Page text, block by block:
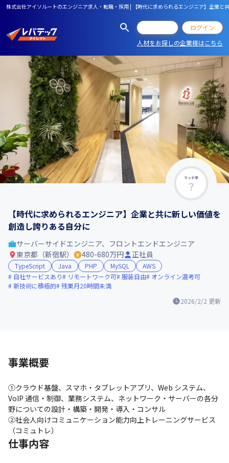
株式会社アイソルートのエンジニア求人・転職・採用 | 【時代に求められるエンジニア】企業と
ログイン
人材をお探しの企業様はこちら
マッチ率
【時代に求められるエンジニア】企業と共に新しい価値を
創造し誇りある自分に
2026/2/2 更新
サーバーサイドエンジニア、フロントエンドエンジニア
東京都（新宿駅）
480-680万円 正社員
TypeScript Java PHP MySQL
AWS
自社サービスあり
リモートワーク可 服装自由
オンライン選考可
新技術に積極的 残業月20時間未満
事業概要
①クラウド基盤、スマホ・タブレットアプリ、Web システム、
VoIP 通信・制御、業務システム、ネットワーク・サーバーの各分
野についての設計・構築・開発・導入・コンサル
②社会人向けコミュニケーション能力向上トレーニングサービス
（コミュトレ）
仕事内容